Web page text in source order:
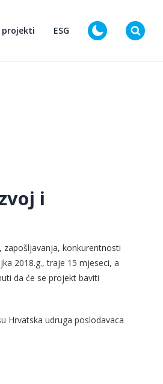
projekti ESG D
i
zapošljavanja, konkurentnosti
2018.g., traje 15 mjeseci, a
da će se projekt baviti
Hrvatska udruga poslodavaca